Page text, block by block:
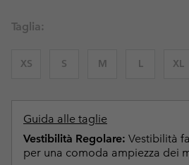
Taglia:
XS S M L XL
Guida alle taglie
Vestibilità Regolare: Vestibilità
per una comoda ampiezza dei